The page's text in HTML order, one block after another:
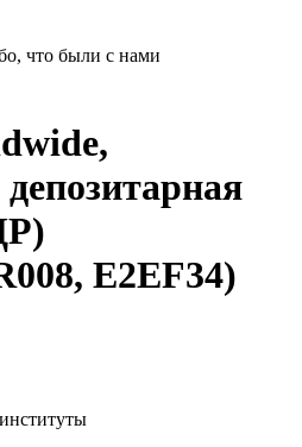
что были с нами
E2EF34)